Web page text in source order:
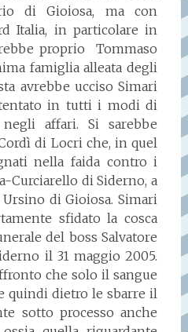
di Gioiosa, ma con
Italia, in particolare in
proprio Tommaso
famiglia alleata degli
avrebbe ucciso Simari
in tutti i modi di
affari. Si sarebbe
di Locri che, in quel
nella faida contro i
Curciarello di Siderno, a
di Gioiosa. Simari
sfidato la cosca
del boss Salvatore
il 31 maggio 2005.
che solo il sangue
quindi dietro le sbarre il
sotto processo anche